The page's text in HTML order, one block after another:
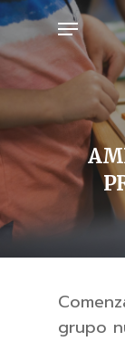
Skip
to
main
content
Menu
grupo